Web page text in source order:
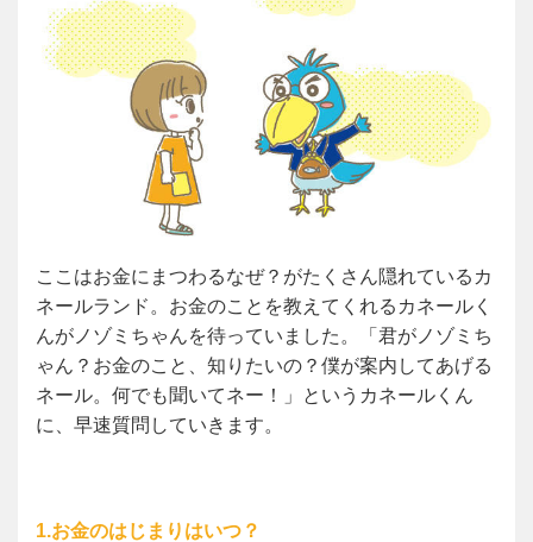
ここはお金にまつわるなぜ？がたくさん隠れているカ
ネールランド。お金のことを教えてくれるカネールく
んがノゾミちゃんを待っていました。「君がノゾミち
ゃん？お金のこと、知りたいの？僕が案内してあげる
ネール。何でも聞いてネー！」というカネールくん
に、早速質問していきます。
1.お金のはじまりはいつ？